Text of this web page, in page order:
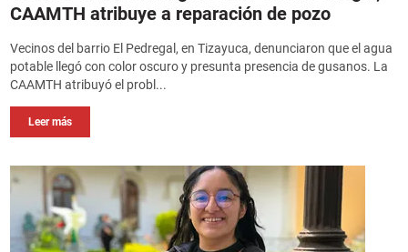
CAAMTH atribuye a reparación de pozo
Vecinos del barrio El Pedregal, en Tizayuca, denunciaron que el agua
potable llegó con color oscuro y presunta presencia de gusanos. La
CAAMTH atribuyó el probl...
Leer más